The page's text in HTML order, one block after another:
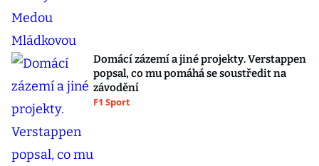
Domácí zázemí a jiné projekty. Verstappen
popsal, co mu pomáhá se soustředit na
závodění
F1 Sport